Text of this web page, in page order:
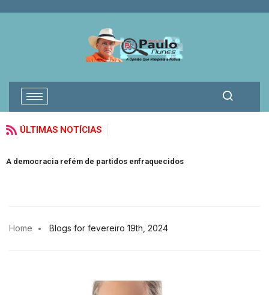
ÚLTIMAS NOTÍCIAS
A democracia refém de partidos enfraquecidos
Home Blogs for fevereiro 19th, 2024